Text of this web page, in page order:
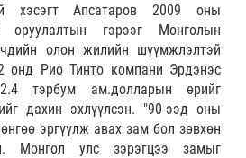
хэсэгт Апсатаров 2009 оны
оруулалтын гэрээг Монголын
олон жилийн шүүмжлэлтэй
онд Рио Тинто компани Эрдэнэс
тэрбум ам.долларын өрийг
дахин эхлүүлсэн. "90-ээд оны
эргүүлж авах зам бол зөвхөн
Монгол улс зэрэгцээ замыг